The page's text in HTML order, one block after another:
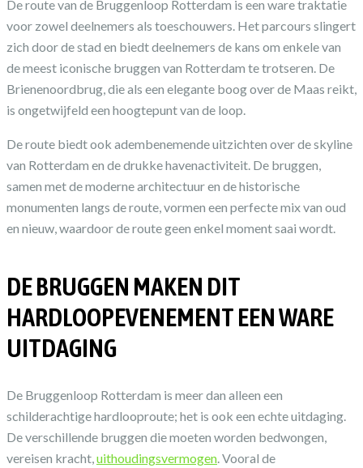
De route van de Bruggenloop Rotterdam is een ware traktatie
voor zowel deelnemers als toeschouwers. Het parcours slingert
zich door de stad en biedt deelnemers de kans om enkele van
de meest iconische bruggen van Rotterdam te trotseren. De
Brienenoordbrug, die als een elegante boog over de Maas reikt,
is ongetwijfeld een hoogtepunt van de loop.
De route biedt ook adembenemende uitzichten over de skyline
van Rotterdam en de drukke havenactiviteit. De bruggen,
samen met de moderne architectuur en de historische
monumenten langs de route, vormen een perfecte mix van oud
en nieuw, waardoor de route geen enkel moment saai wordt.
DE BRUGGEN MAKEN DIT
HARDLOOPEVENEMENT EEN WARE
UITDAGING
De Bruggenloop Rotterdam is meer dan alleen een
schilderachtige hardlooproute; het is ook een echte uitdaging.
De verschillende bruggen die moeten worden bedwongen,
vereisen kracht,uithoudingsvermogen. Vooral de